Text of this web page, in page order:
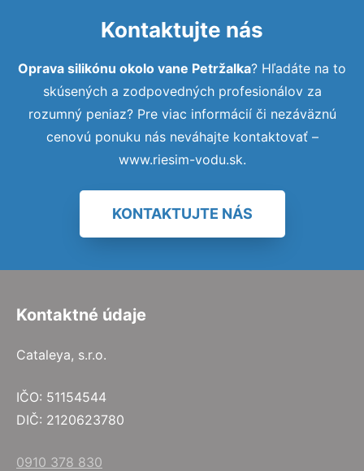
Kontaktujte nás
Oprava silikónu okolo vane Petržalka? Hľadáte na to
skúsených a zodpovedných profesionálov za
rozumný peniaz? Pre viac informácií či nezáväznú
cenovú ponuku nás neváhajte kontaktovať –
www.riesim-vodu.sk.
KONTAKTUJTE NÁS
Kontaktné údaje
Cataleya, s.r.o.
IČO: 51154544
DIČ: 2120623780
0910 378 830